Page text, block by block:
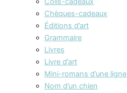
Chèques-cadeaux
Éditions d’art
Grammaire
Livres
Livre d’art
Mini-romans d’une ligne
Nom d’un chien